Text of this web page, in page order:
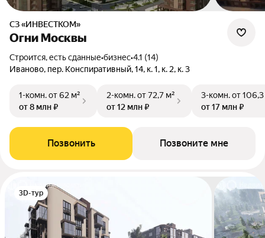
СЗ «ИНВЕСТКОМ»
Огни Москвы
Строится, есть сданные•бизнес•4.1 (14)
Иваново, пер. Конспиративный, 14, к. 1, к. 2, к. 3
1-комн.от 62 м²
от 8 млн ₽
2-комн.от 72,7 м²
от 12 млн ₽
3-комн.от
от 17 млн ₽
Позвонить Позвоните мне
3D-тур